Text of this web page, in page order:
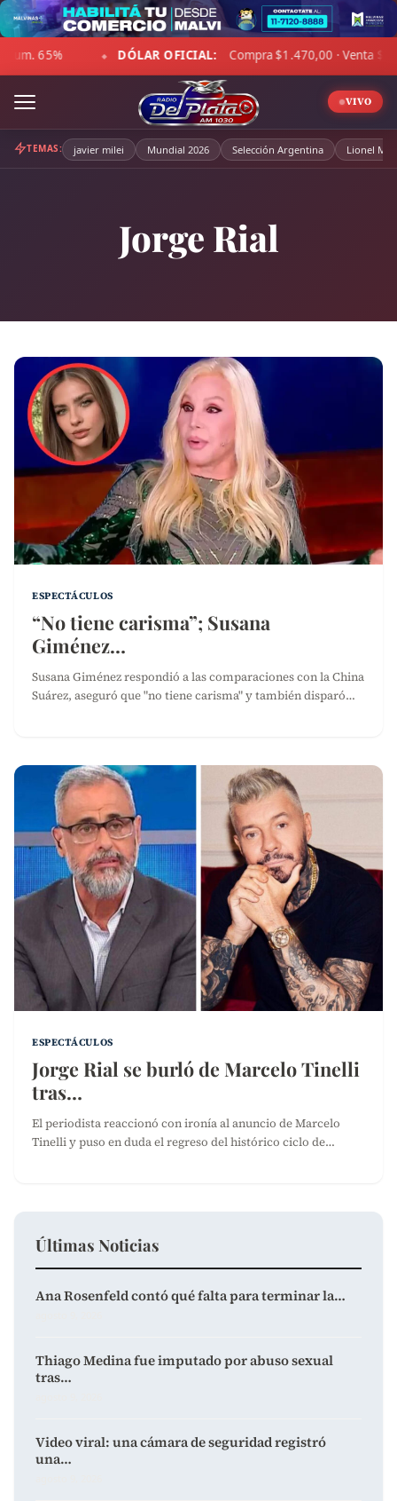
Skip
to
content
OFICIAL: Compra $1.470,00 · Venta $1.521,00 ◆ ☁ LA
VIVO
TEMAS: javier milei Mundial 2026 Selección Argentina Lionel
Jorge Rial
ESPECTÁCULOS
“No tiene carisma”; Susana
Giménez…
Susana Giménez respondió a las comparaciones con la China
Suárez, aseguró que "no tiene carisma" y también disparó…
ESPECTÁCULOS
Jorge Rial se burló de Marcelo Tinelli
tras…
El periodista reaccionó con ironía al anuncio de Marcelo
Tinelli y puso en duda el regreso del histórico ciclo de…
Últimas Noticias
Ana Rosenfeld contó qué falta para terminar la…
Thiago Medina fue imputado por abuso sexual
tras…
Video viral: una cámara de seguridad registró
una…